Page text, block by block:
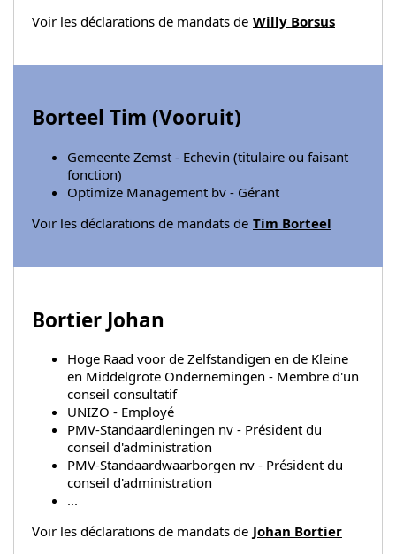
Voir les déclarations de mandats de Willy Borsus
Borteel Tim (Vooruit)
Gemeente Zemst - Echevin (titulaire ou faisant
fonction)
Optimize Management bv - Gérant
Voir les déclarations de mandats de Tim Borteel
Bortier Johan
Hoge Raad voor de Zelfstandigen en de Kleine
en Middelgrote Ondernemingen - Membre d'un
conseil consultatif
UNIZO - Employé
PMV-Standaardleningen nv - Président du
conseil d'administration
PMV-Standaardwaarborgen nv - Président du
conseil d'administration
...
Voir les déclarations de mandats de Johan Bortier